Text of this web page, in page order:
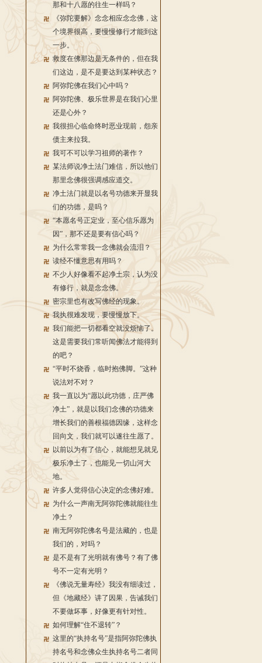
那和十八愿的往生一样吗？
《弥陀要解》念念相应念念佛，这
个境界很高，要慢慢修行才能到这
一步。
救度在佛那边是无条件的，但在我
们这边，是不是要达到某种状态？
阿弥陀佛在我们心中吗？
阿弥陀佛、极乐世界是在我们心里
还是心外？
我很担心临命终时恶业现前，怨亲
债主来拉我。
我可不可以学习祖师的著作？
某法师说净土法门难信，所以他们
那里念佛很强调感应道交。
净土法门就是以名号功德来开显我
们的功德，是吗？
“本愿名号正定业，至心信乐愿为
因”，那不还是要有信心吗？
为什么常常我一念佛就会流泪？
读经不懂意思有用吗？
不少人好像看不起净土宗，认为没
有修行，就是念念佛。
密宗里也有改写佛经的现象。
我执很难发现，要慢慢放下。
我们能把一切都看空就没烦恼了。
这是需要我们常听闻佛法才能得到
的吧？
“平时不烧香，临时抱佛脚。”这种
说法对不对？
我一直以为“愿以此功德，庄严佛
净土”，就是以我们念佛的功德来
增长我们的善根福德因缘，这样念
回向文，我们就可以遂往生愿了。
以前以为有了信心，就能想见就见
极乐净土了，也能见一切山河大
地。
许多人觉得信心决定的念佛好难。
为什么一声南无阿弥陀佛就能往生
净土？
南无阿弥陀佛名号是法藏的，也是
我们的，对吗？
是不是有了光明就有佛号？有了佛
号不一定有光明？
《佛说无量寿经》我没有细读过，
但《地藏经》讲了因果，告诫我们
不要做坏事，好像更有针对性。
如何理解“住不退转”？
这里的“执持名号”是指阿弥陀佛执
持名号和念佛众生执持名号二者同